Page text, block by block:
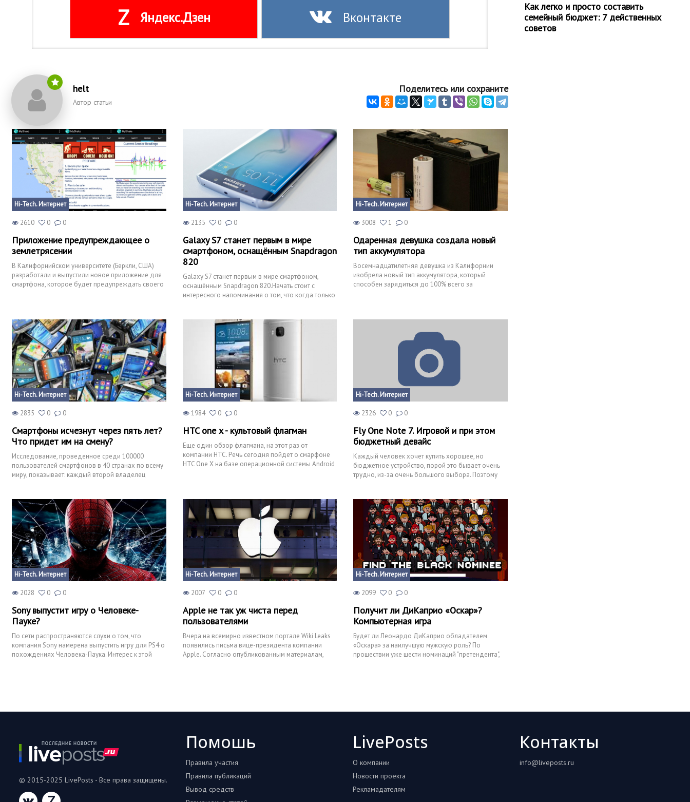
Z Яндекс.Дзен Вконтакте
helt
Автор статьи
Поделитесь или сохраните
Hi-Tech. Интернет
2610 0 0
Приложение предупреждающее о
землетрясении
В Калифорнийском университете (Беркли, США)
разработали и выпустили новое приложение для
смартфона, которое будет предупреждать своего
Hi-Tech. Интернет
2135 0 0
Galaxy S7 станет первым в мире
смартфоном, оснащённым Snapdragon
820
Galaxy S7 станет первым в мире смартфоном,
оснащённым Snapdragon 820.Начать стоит с
интересного напоминания о том, что когда только
Hi-Tech. Интернет
3008 1 0
Одаренная девушка создала новый
тип аккумулятора
Восемнадцатилетняя девушка из Калифорнии
изобрела новый тип аккумулятора, который
способен зарядиться до 100% всего за
Hi-Tech. Интернет
2835 0 0
Смартфоны исчезнут через пять лет?
Что придет им на смену?
Исследование, проведенное среди 100000
пользователей смартфонов в 40 странах по всему
миру, показывает: каждый второй владелец
Hi-Tech. Интернет
1984 0 0
HTC one x - культовый флагман
Еще один обзор флагмана, на этот раз от
компании HTC. Речь сегодня пойдет о смарфоне
HTC One X на базе операционной системы Android
Hi-Tech. Интернет
2326 0 0
Fly One Note 7. Игровой и при этом
бюджетный девайс
Каждый человек хочет купить хорошее, но
бюджетное устройство, порой это бывает очень
трудно, из-за очень большого выбора. Поэтому
Hi-Tech. Интернет
2028 0 0
Sony выпустит игру о Человеке-
Пауке?
По сети распространяются слухи о том, что
компания Sony намерена выпустить игру для PS4 о
похождениях Человека-Паука. Интерес к этой
Hi-Tech. Интернет
2007 0 0
Apple не так уж чиста перед
пользователями
Вчера на всемирно известном портале Wiki Leaks
появились письма вице-президента компании
Apple. Согласно опубликованным материалам,
Hi-Tech. Интернет
2099 0 0
Получит ли ДиКаприо «Оскар»?
Компьютерная игра
Будет ли Леонардо ДиКаприо обладателем
«Оскара» за наилучшую мужскую роль? По
прошествии уже шести номинаций "претендента",
Как легко и просто составить
семейный бюджет: 7 действенных
советов
© 2015-2025 LivePosts - Все права защищены.
Помошь
Правила участия
Правила публикаций
Вывод средств
LivePosts
О компании
Новости проекта
Рекламадателям
Контакты
info@liveposts.ru